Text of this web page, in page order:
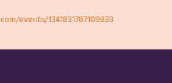
events/1341831787109833